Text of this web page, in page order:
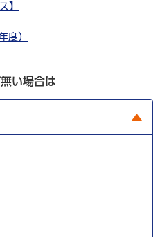
】
度）
い場合は